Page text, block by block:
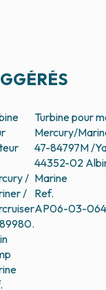
/
/
Turbine pour
Mercury/
47-84797M /
44352-02
Marine
Ref.
AP06-03-064